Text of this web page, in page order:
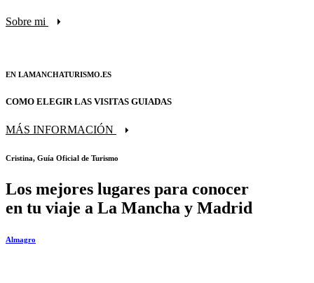
Sobre mi
EN LAMANCHATURISMO.ES
COMO ELEGIR LAS VISITAS GUIADAS
MÁS INFORMACIÓN
Cristina, Guía Oficial de Turismo
Los mejores lugares para conocer
en tu viaje a La Mancha y Madrid
Almagro